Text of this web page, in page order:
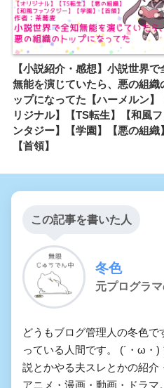
【小説紹介・感想】小説世界で
無能を演じていたら、悪の組織
ップになってた【ハーメルン】
リジナル】【TS転生】【和風
ンタジー】【学園】【悪の組織】
【首領】
この記事を書いた人
冬色
元プログラ
どうもブログ管理人の冬色
っている人間です。 (´・ω・
説とかやる夫スレとかの紹介
アニメ・漫画・動画・ドラ